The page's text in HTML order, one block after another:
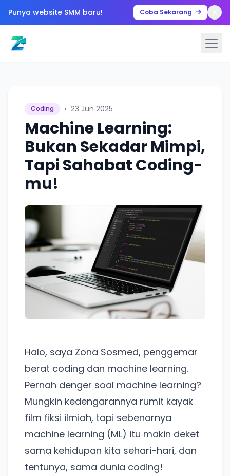
Punya website SMM baru! Coba Sekarang
Coding • 23 Jun 2025
Machine Learning:
Bukan Sekadar Mimpi,
Tapi Sahabat Coding-
mu!
Halo, saya Zona Sosmed, penggemar
berat coding dan machine learning.
Pernah denger soal machine learning?
Mungkin kedengarannya rumit kayak
film fiksi ilmiah, tapi sebenarnya
machine learning (ML) itu makin deket
sama kehidupan kita sehari-hari, dan
tentunya, sama dunia coding!